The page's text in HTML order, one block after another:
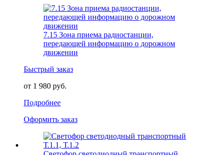
7.15 Зона приема радиостанции,
передающей информацию о дорожном
движении
Быстрый заказ
от 1 980 руб.
Подробнее
Оформить заказ